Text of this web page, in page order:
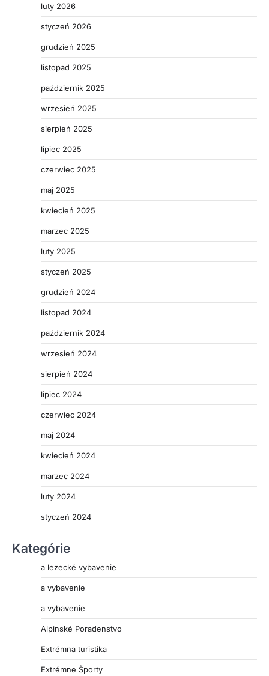
luty 2026
styczeń 2026
grudzień 2025
listopad 2025
październik 2025
wrzesień 2025
sierpień 2025
lipiec 2025
czerwiec 2025
maj 2025
kwiecień 2025
marzec 2025
luty 2025
styczeń 2025
grudzień 2024
listopad 2024
październik 2024
wrzesień 2024
sierpień 2024
lipiec 2024
czerwiec 2024
maj 2024
kwiecień 2024
marzec 2024
luty 2024
styczeń 2024
Kategórie
a lezecké vybavenie
a vybavenie
a vybavenie
Alpinské Poradenstvo
Extrémna turistika
Extrémne Športy